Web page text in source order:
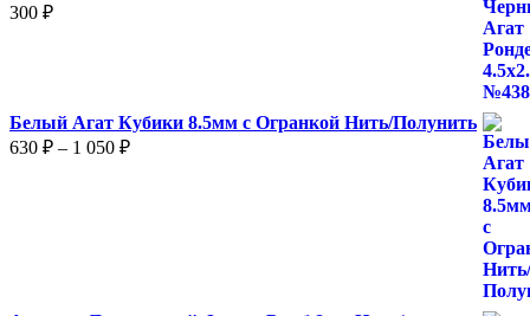
300 ₽
Белый Агат Кубики 8.5мм с Огранкой Нить/Полунить
630 ₽ – 1 050 ₽Диапазон